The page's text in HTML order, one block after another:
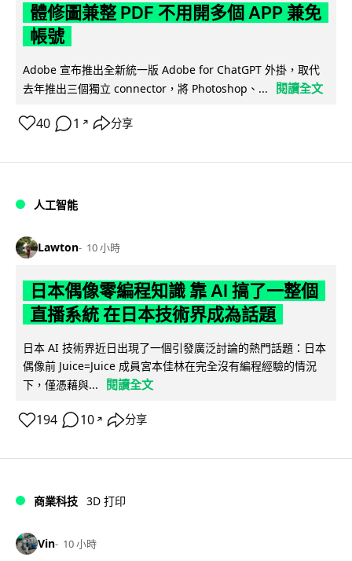
體修圖兼整 PDF 不用開多個 APP 兼免
帳號
Adobe 宣布推出全新統一版 Adobe for ChatGPT 外掛，取代
去年推出三個獨立 connector，將 Photoshop、...
閱讀全文
40 1 ↗ 分享
人工智能
Lawton 10 小時
日本偶像零編程知識 靠 AI 搞了一整個
直播系統 在日本技術界成為話題
日本 AI 技術界近日出現了一個引發廣泛討論的熱門話題：日本
偶像前 Juice=Juice 成員宮本佳林在完全沒有編程經驗的情況
下，僅憑藉與...
閱讀全文
194 10 ↗ 分享
商業科技 3D 打印
Vin 10 小時